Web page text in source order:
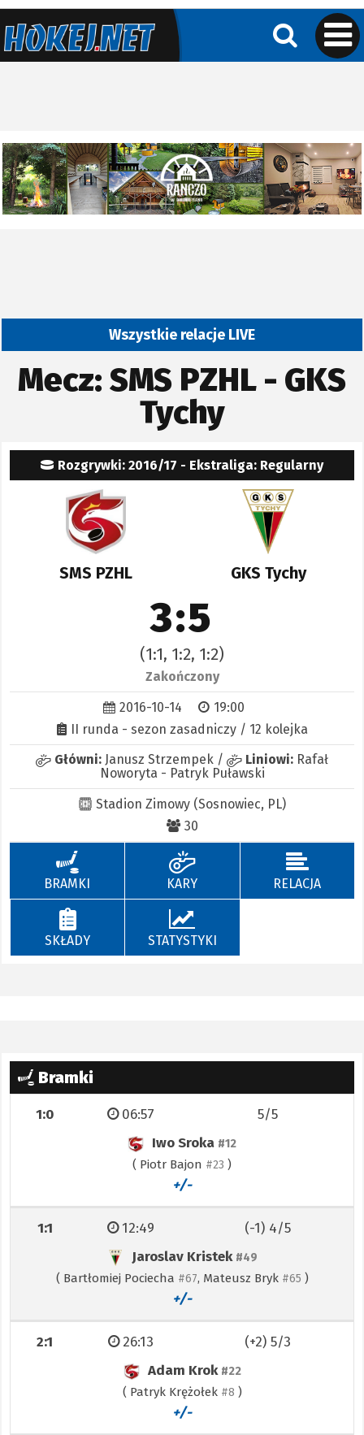
Wszystkie relacje LIVE
Mecz: SMS PZHL - GKS
Tychy
Rozgrywki: 2016/17 - Ekstraliga: Regularny
SMS PZHL
3:5
(1:1, 1:2, 1:2)
Zakończony
GKS Tychy
2016-10-14
19:00
II runda - sezon zasadniczy / 12 kolejka
Główni: Janusz Strzempek / Liniowi: Rafał
Noworyta - Patryk Puławski
Stadion Zimowy (Sosnowiec, PL)
30
BRAMKI KARY RELACJA
SKŁADY STATYSTYKI
Bramki
1:0
Iwo Sroka #12
( Piotr Bajon #23 )
+/-
5/5
06:57
1:1
Jaroslav Kristek #49
( Bartłomiej Pociecha #67, Mateusz Bryk #65 )
+/-
(-1) 4/5
12:49
2:1
Adam Krok #22
( Patryk Krężołek #8 )
+/-
(+2) 5/3
26:13